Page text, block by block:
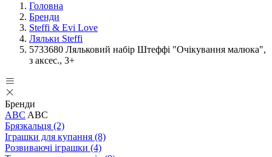
Головна
Бренди
Steffi & Evi Love
Ляльки Steffi
5733680 Ляльковий набір Штеффі "Очікування малюка",
з аксес., 3+
Бренди
ABC ABC
Брязкальця (2)
Іграшки для купання (8)
Розвиваючі іграшки (4)